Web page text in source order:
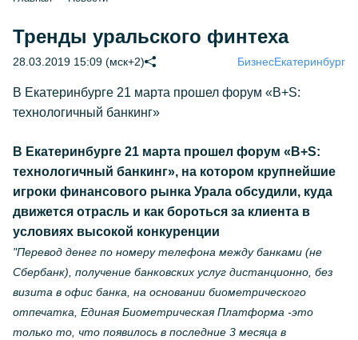
Тренды уральского финтеха
28.03.2019 15:09 (мск+2) БизнесЕкатеринбург
В Екатеринбурге 21 марта прошел форум «B+S:
технологичный банкинг»
В Екатеринбурге 21 марта прошел форум «B+S:
технологичный банкинг», на котором крупнейшие
игроки финансового рынка Урала обсудили, куда
движется отрасль и как бороться за клиента в
условиях высокой конкуренции
"Перевод денег по номеру телефона между банками (не
Сбербанк), получение банковских услуг дистанционно, без
визита в офис банка, на основании биометрического
отпечатка, Единая Биометрическая Платформа -это
только то, что появилось в последние 3 месяца в